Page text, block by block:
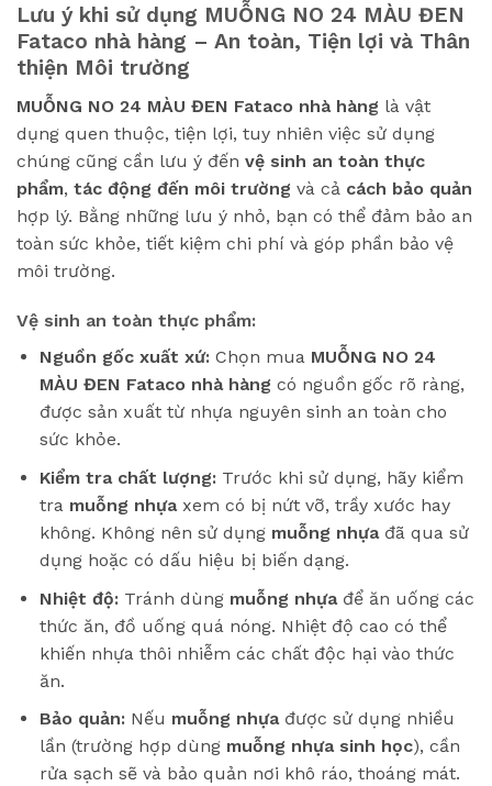
Lưu ý khi sử dụng MUỖNG NO 24 MÀU ĐEN
Fataco nhà hàng – An toàn, Tiện lợi và Thân
thiện Môi trường
MUỖNG NO 24 MÀU ĐEN Fataco nhà hàng là vật
dụng quen thuộc, tiện lợi, tuy nhiên việc sử dụng
chúng cũng cần lưu ý đến vệ sinh an toàn thực
phẩm, tác động đến môi trường và cả cách bảo quản
hợp lý. Bằng những lưu ý nhỏ, bạn có thể đảm bảo an
toàn sức khỏe, tiết kiệm chi phí và góp phần bảo vệ
môi trường.
Vệ sinh an toàn thực phẩm:
Nguồn gốc xuất xứ:Chọn mua MUỖNG NO 24
MÀU ĐEN Fataconhà hàng có nguồn gốc rõ ràng,
được sản xuất từ nhựa nguyên sinh an toàn cho
sức khỏe.
Kiểm tra chất lượng:Trước khi sử dụng, hãy kiểm
tra muỗng nhựaxem có bị nứt vỡ, trầy xước hay
không. Không nên sử dụng muỗng nhựađã qua sử
dụng hoặc có dấu hiệu bị biến dạng.
Nhiệt độ:Tránh dùng muỗng nhựađể ăn uống các
thức ăn, đồ uống quá nóng. Nhiệt độ cao có thể
khiến nhựa thôi nhiễm các chất độc hại vào thức
ăn.
Bảo quản:Nếu muỗng nhựađược sử dụng nhiều
lần (trường hợp dùng muỗng nhựa sinh học), cần
rửa sạch sẽ và bảo quản nơi khô ráo, thoáng mát.